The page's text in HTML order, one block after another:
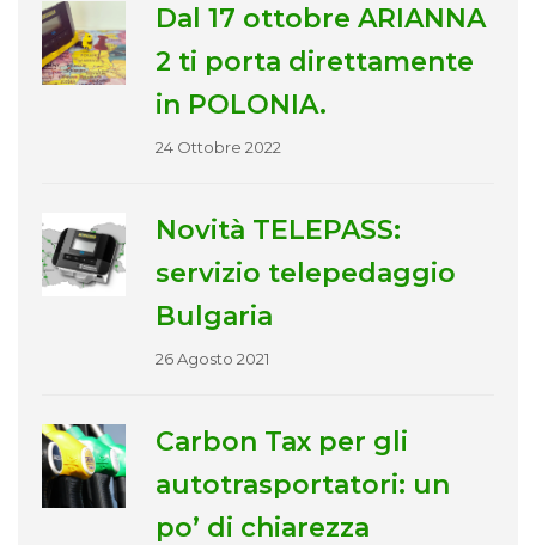
Dal 17 ottobre ARIANNA
2 ti porta direttamente
in POLONIA.
24 Ottobre 2022
Novità TELEPASS:
servizio telepedaggio
Bulgaria
26 Agosto 2021
Carbon Tax per gli
autotrasportatori: un
po’ di chiarezza